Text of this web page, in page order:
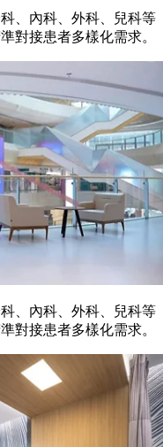
、內科、外科、兒科等
對接患者多樣化需求。
、內科、外科、兒科等
對接患者多樣化需求。